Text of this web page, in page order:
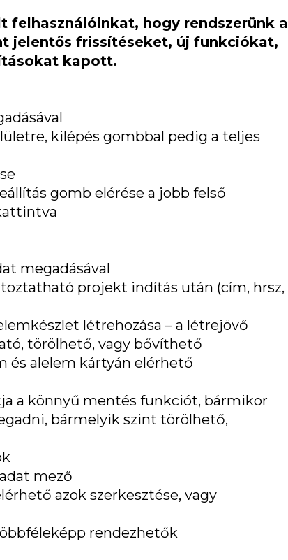
hogy rendszerünk a
jelentős frissítéseket, új funkciókat,
kapott.
kilépés gombbal pedig a teljes
gomb elérése a jobb felső
megadásával
projekt indítás után (cím, hrsz,
létrehozása – a létrejövő
törölhető, vagy bővíthető
és alelem kártyán elérhető
a könnyű mentés funkciót, bármikor
bármelyik szint törölhető,
mező
azok szerkesztése, vagy
rendezhetők